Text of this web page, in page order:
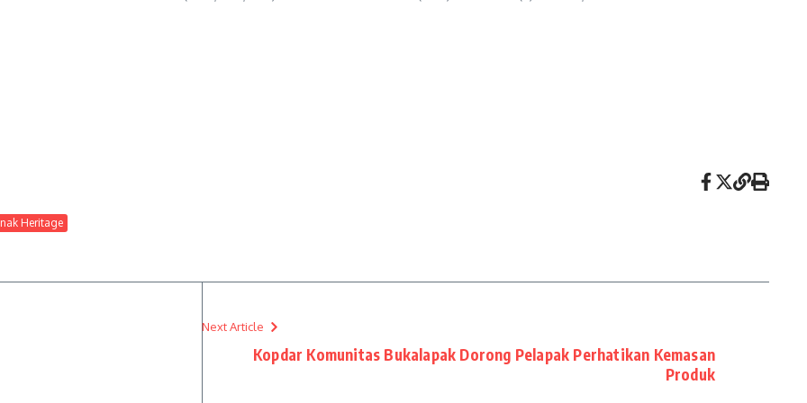
Heritage
Next Article
Kopdar Komunitas Bukalapak Dorong Pelapak Perhatikan Kemasan
Produk